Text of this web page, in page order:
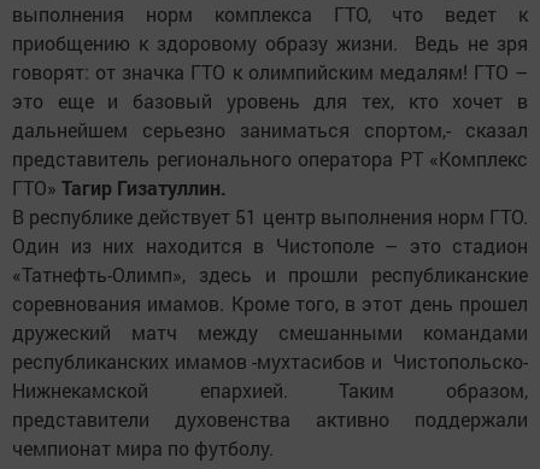
выполнения норм комплекса ГТО, что ведет к
приобщению к здоровому образу жизни. Ведь не зря
говорят: от значка ГТО к олимпийским медалям! ГТО –
это еще и базовый уровень для тех, кто хочет в
дальнейшем серьезно заниматься спортом,- сказал
представитель регионального оператора РТ «Комплекс
ГТО» Тагир Гизатуллин.
В республике действует 51 центр выполнения норм ГТО.
Один из них находится в Чистополе – это стадион
«Татнефть-Олимп», здесь и прошли республиканские
соревнования имамов. Кроме того, в этот день прошел
дружеский матч между смешанными командами
республиканских имамов -мухтасибов и Чистопольско-
Нижнекамской епархией. Таким образом,
представители духовенства активно поддержали
чемпионат мира по футболу.